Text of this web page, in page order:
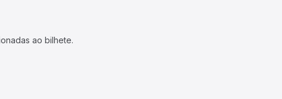
ao bilhete.